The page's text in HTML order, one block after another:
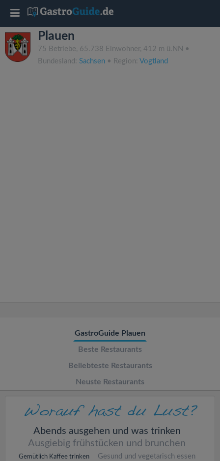
Plauen
75 Betriebe, 65.738 Einwohner, 412 m ü.NN •
Bundesland: Sachsen • Region: Vogtland
GastroGuide Plauen
Beste Restaurants
Beliebteste Restaurants
Neuste Restaurants
Abends ausgehen und was trinken
Ausgiebig frühstücken und brunchen
Gemütlich Kaffee trinken Gesund und vegetarisch essen
T
o
g